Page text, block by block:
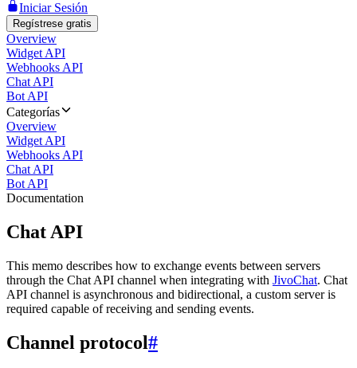
Iniciar Sesión
Regístrese gratis
Overview
Widget API
Webhooks API
Chat API
Bot API
Categorías
Overview
Widget API
Webhooks API
Chat API
Bot API
Documentation
Chat API
This memo describes how to exchange events between servers
through the Chat API channel when integrating with JivoChat. Chat
API channel is asynchronous and bidirectional, a custom server is
required capable of receiving and sending events.
Channel protocol#